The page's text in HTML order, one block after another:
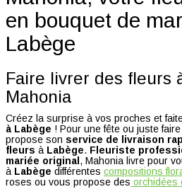
en bouquet de
Labège
Faire livrer des fleurs
Mahonia
Créez la surprise à vos proches et
à Labège ! Pour une fête ou juste
propose son service de livraison
fleurs à Labège. Fleuriste
mariée original , Mahonia livre pour
à Labège différentes compositions
roses ou vous propose des orchidées